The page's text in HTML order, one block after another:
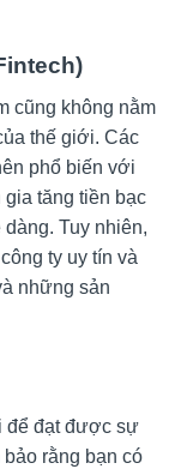
cũng không nằm
thế giới. Các
phổ biến với
tăng tiền bạc
Tuy nhiên,
ty uy tín và
những sản
để đạt được sự
rằng bạn có